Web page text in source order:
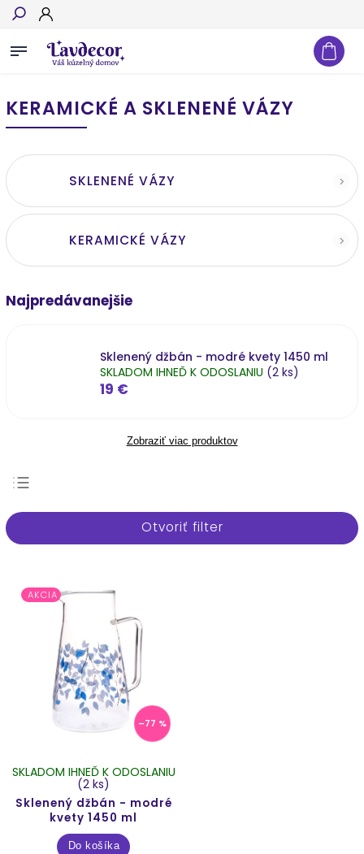
Hľadať
KERAMICKÉ A SKLENENÉ VÁZY
SKLENENÉ VÁZY
KERAMICKÉ VÁZY
Najpredávanejšie
Sklenený džbán - modré kvety 1450 ml
SKLADOM IHNEĎ K ODOSLANIU (2 ks)
19 €
Zobraziť viac produktov
Najpredávanejšie
Abecedne
Otvoriť filter
AKCIA
–77 %
Sklenený džbán - modré
kvety 1450 ml
SKLADOM IHNEĎ K ODOSLANIU
(2 ks)
Do košíka